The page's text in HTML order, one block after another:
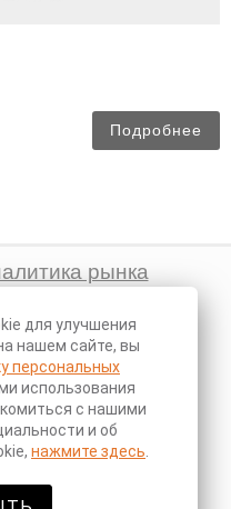
Подробнее
рынка
НА САЙТЕ
для улучшения
нашем сайте, вы
персональных
использования
с нашими
и об
нажмите здесь